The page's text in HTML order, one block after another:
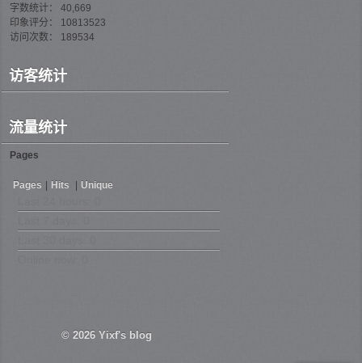
字数统计： 40,669
印象评分： 10813523
访问次数： 189534
访客统计
流量统计
Pages
Pages Hits Unique
© 2026 Yixf's blog